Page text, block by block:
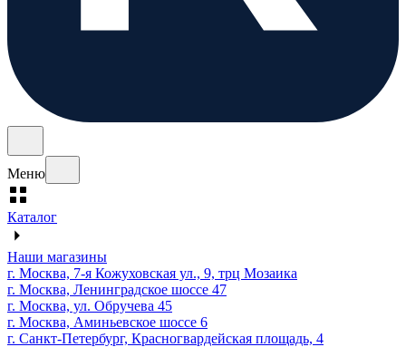
Меню
Каталог
Наши магазины
г. Москва, 7-я Кожуховская ул., 9, трц Мозаика
г. Москва, Ленинградское шоссе 47
г. Москва, ул. Обручева 45
г. Москва, Аминьевское шоссе 6
г. Санкт-Петербург, Красногвардейская площадь, 4